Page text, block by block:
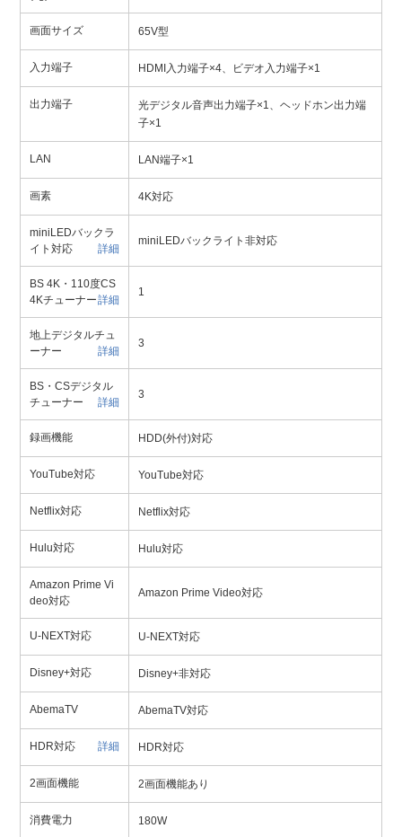
画面サイズ 65V型
入力端子 HDMI入力端子×4、ビデオ入力端子×1
出力端子
光デジタル音声出力端子×1、ヘッドホン出力端
子×1
LAN LAN端子×1
画素 4K対応
miniLEDバックラ
イト対応
詳細
miniLEDバックライト非対応
BS 4K・110度CS
4Kチューナー詳細
1
地上デジタルチュ
ーナー
詳細
3
BS・CSデジタル
チューナー
詳細
3
録画機能 HDD(外付)対応
YouTube対応 YouTube対応
Netflix対応 Netflix対応
Hulu対応 Hulu対応
Amazon Prime Vi
deo対応
Amazon Prime Video対応
U-NEXT対応 U-NEXT対応
Disney+対応 Disney+非対応
AbemaTV AbemaTV対応
HDR対応 詳細 HDR対応
2画面機能 2画面機能あり
消費電力 180W